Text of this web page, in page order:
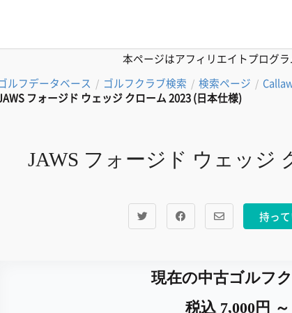
本ページはアフィリエイトプログ
ルフデータベース / ゴルフクラブ検索 / 検索ページ /
フォージド ウェッジ クローム 2023 (日本仕様)
JAWS フォージド ウェッジ
持っ
現在の中古ゴルフ
税込 7,000円 ～